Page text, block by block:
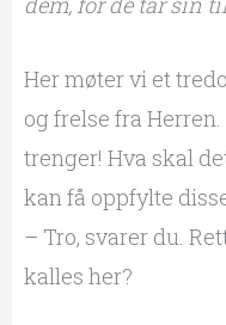
Her møter vi et
og frelse fra
trenger! Hva skal
kan få oppfylte
– Tro, svarer du.
kalles her?